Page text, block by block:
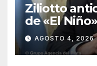
Ziliotto
de «El
«Unidad de
proteger el
pampeano
AGOSTO 4, 2026